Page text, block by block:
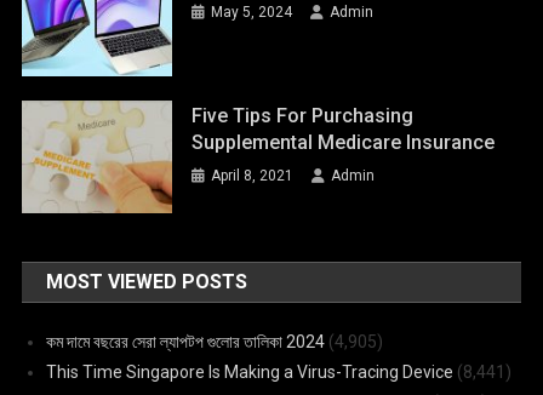
May 5, 2024 Admin
Five Tips For Purchasing
Supplemental Medicare Insurance
April 8, 2021 Admin
MOST VIEWED POSTS
কম দামে বছরের সেরা ল্যাপটপ গুলোর তালিকা 2024 (4,905)
This Time Singapore Is Making a Virus-Tracing Device (8,441)